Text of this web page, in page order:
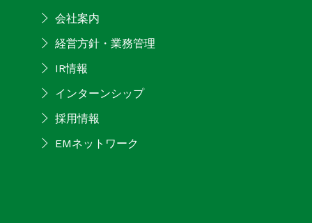
会社案内
経営方針・業務管理
IR情報
インターンシップ
採用情報
EMネットワーク